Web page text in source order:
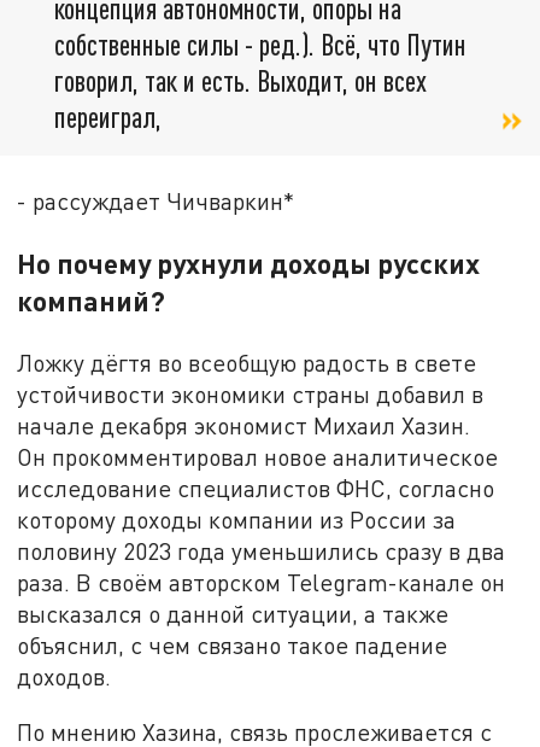
концепция автономности, опоры на
собственные силы - ред.). Всё, что Путин
говорил, так и есть. Выходит, он всех
переиграл,
- рассуждает Чичваркин*
Но почему рухнули доходы русских
компаний?
Ложку дёгтя во всеобщую радость в свете
устойчивости экономики страны добавил в
начале декабря экономист Михаил Хазин.
Он прокомментировал новое аналитическое
исследование специалистов ФНС, согласно
которому доходы компании из России за
половину 2023 года уменьшились сразу в два
раза. В своём авторском Telegram-канале он
высказался о данной ситуации, а также
объяснил, с чем связано такое падение
доходов.
По мнению Хазина, связь прослеживается с